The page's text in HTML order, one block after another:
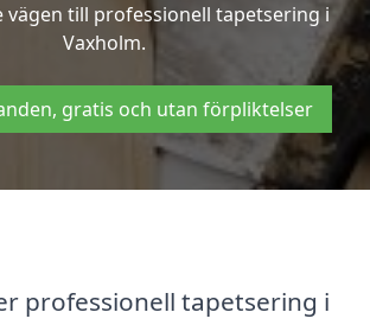
vägen till professionell tapetsering i
Vaxholm.
gratis och utan förpliktelser
professionell tapetsering i